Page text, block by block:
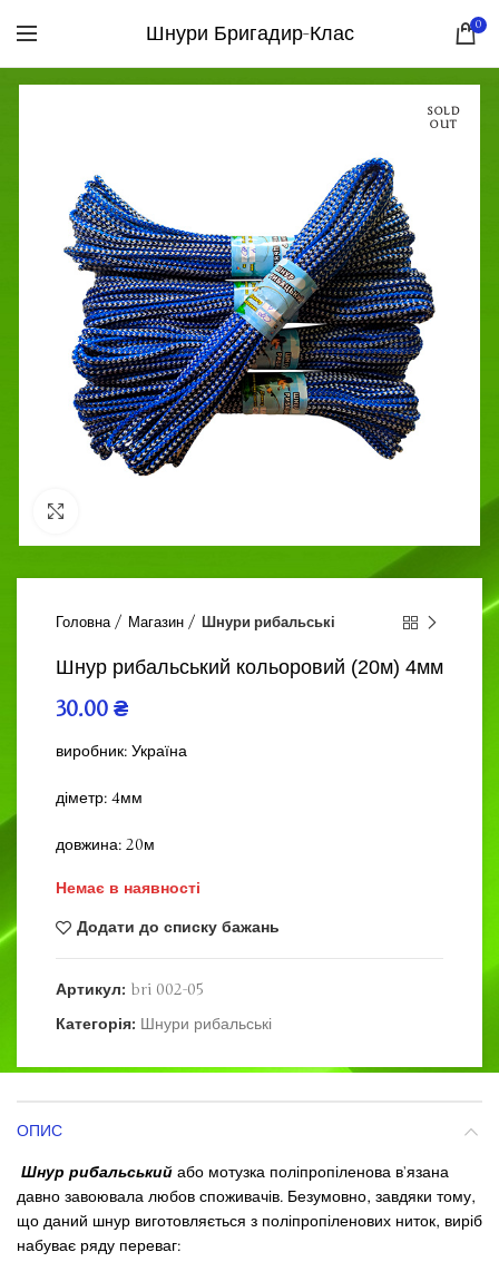
Шнури Бригадир-Клас 0
SOLD
OUT
Головна Магазин Шнури рибальські
Шнур рибальський кольоровий (20м) 4мм
30.00 ₴
виробник: Україна
діметр: 4мм
довжина: 20м
Немає в наявності
Додати до списку бажань
Артикул: bri 002-05
Категорія: Шнури рибальські
ОПИС
Шнур рибальський або мотузка поліпропіленова в’язана
давно завоювала любов споживачів. Безумовно, завдяки тому,
що даний шнур виготовляється з поліпропіленових ниток, виріб
набуває ряду переваг: